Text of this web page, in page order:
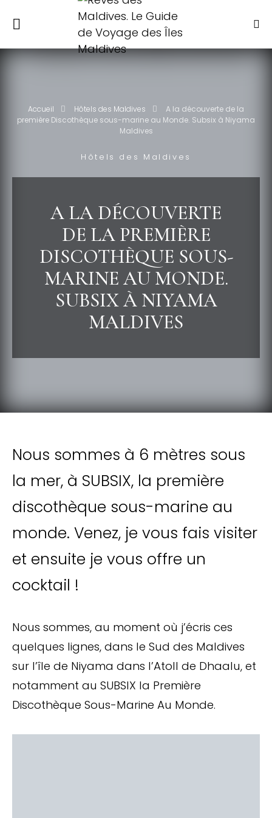
Accueil Hôtels des Maldives
A la découverte de la
première Discothèque sous-marine au Monde. Subsix à Niyama
Maldives
Hôtels des Maldives
A LA DÉCOUVERTE
DE LA PREMIÈRE
DISCOTHÈQUE SOUS-
MARINE AU MONDE.
SUBSIX À NIYAMA
MALDIVES
Nous sommes à 6 mètres sous
la mer, à SUBSIX, la première
discothèque sous-marine au
monde. Venez, je vous fais visiter
et ensuite je vous offre un
cocktail !
Nous sommes, au moment où j’écris ces
quelques lignes, dans le Sud des Maldives
sur l’île de Niyama dans l’Atoll de Dhaalu, et
notamment au SUBSIX la Première
Discothèque Sous-Marine Au Monde.